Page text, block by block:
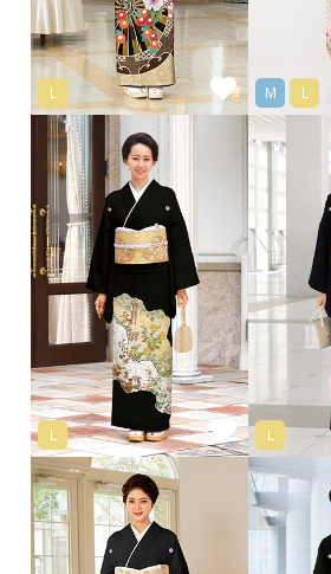
L M L
L L